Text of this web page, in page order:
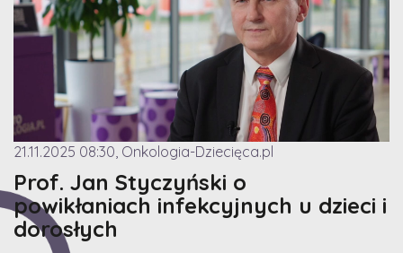
21.11.2025 08:30, Onkologia-Dziecięca.pl
Prof. Jan Styczyński o
powikłaniach infekcyjnych u dzieci i
dorosłych